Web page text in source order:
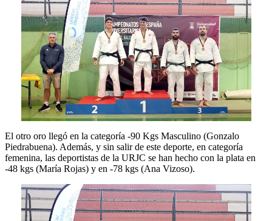
El otro oro llegó en la categoría -90 Kgs Masculino (Gonzalo
Piedrabuena). Además, y sin salir de este deporte, en categoría
femenina, las deportistas de la URJC se han hecho con la plata en
-48 kgs (María Rojas) y en -78 kgs (Ana Vizoso).